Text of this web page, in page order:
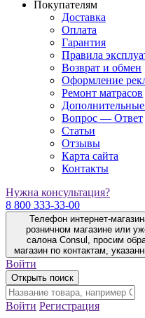
Покупателям
Доставка
Оплата
Гарантия
Правила
Возврат и обмен
Оформление
Ремонт матрасов
Дополнительные
Вопрос — Ответ
Статьи
Отзывы
Карта сайта
Контакты
Нужна консультация?
8 800 333-33-00
Телефон интернет-
розничном магазине или
салона Consul, просим
магазин по контактам,
Войти
Открыть поиск
Войти Регистрация